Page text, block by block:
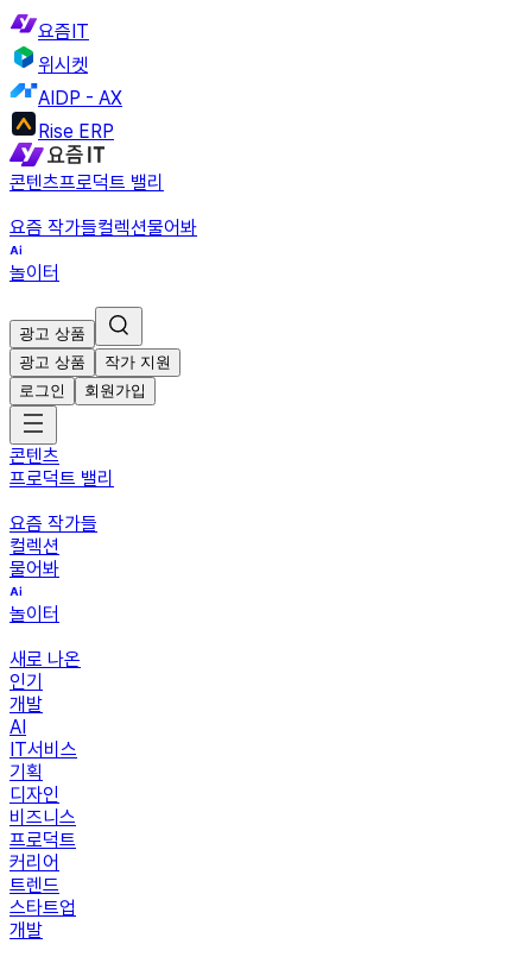
요즘IT
위시켓
AIDP - AX
Rise ERP
콘텐츠프로덕트 밸리
요즘 작가들컬렉션물어봐
놀이터
광고 상품
광고 상품
작가 지원
로그인
회원가입
콘텐츠
프로덕트 밸리
요즘 작가들
컬렉션
물어봐
놀이터
새로 나온
인기
개발
AI
IT서비스
기획
디자인
비즈니스
프로덕트
커리어
트렌드
스타트업
개발